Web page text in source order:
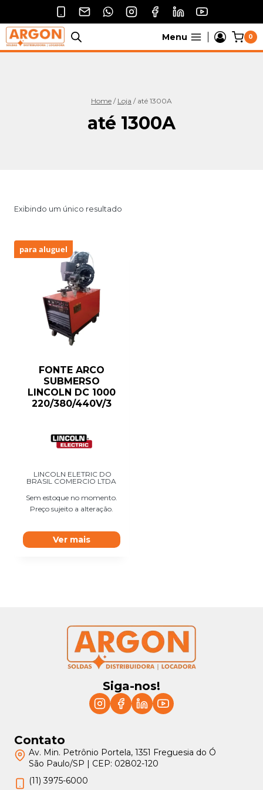
o
Conteúdo
Menu 0
Home / Loja / até 1300A
até 1300A
Exibindo um único resultado
para aluguel
FONTE ARCO
SUBMERSO
LINCOLN DC 1000
220/380/440V/3
LINCOLN ELETRIC DO
BRASIL COMERCIO LTDA
Sem estoque no momento.
Preço sujeito a alteração.
Ver mais
Siga-nos!
Contato
Av. Min. Petrônio Portela, 1351 Freguesia do Ó
São Paulo/SP | CEP: 02802-120
(11) 3975-6000